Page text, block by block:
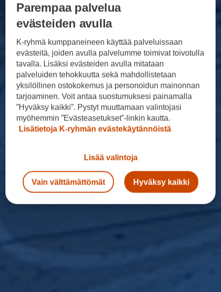
Parempaa palvelua
evästeiden avulla
K-ryhmä kumppaneineen käyttää palveluissaan
evästeitä, joiden avulla palvelumme toimivat toivotulla
tavalla. Lisäksi evästeiden avulla mitataan
palveluiden tehokkuutta sekä mahdollistetaan
yksilöllinen ostokokemus ja personoidun mainonnan
tarjoaminen. Voit antaa suostumuksesi painamalla
”Hyväksy kaikki”. Pystyt muuttamaan valintojasi
myöhemmin ”Evästeasetukset”-linkin kautta.
Lisätietoja K-ryhmän evästekäytännöistä
Lisää valintoja
Vain välttämättömät Hyväksy kaikki